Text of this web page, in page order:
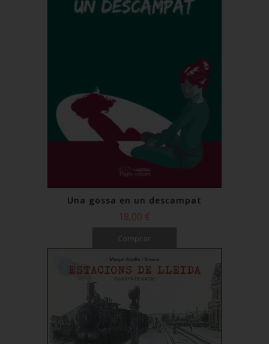
Una gossa en un descampat
18,00 €